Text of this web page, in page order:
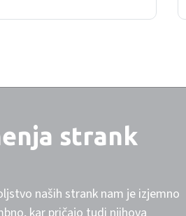
strank
naših strank nam je izjemno